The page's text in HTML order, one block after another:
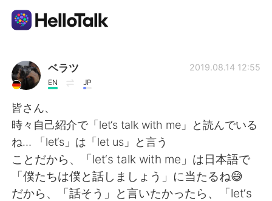
Aplicativo de troca de idioma
AI Grammar Checker
Português
English 简体中文
ベラツ
EN JP
2019.08.14 12:55
皆さん、
時々自己紹介で「let‘s talk with me」と読んでいる
ね… 「let‘s」は「let us」と言う
ことだから、「let‘s talk with me」は日本語で
「僕たちは僕と話しましょう」に当たるね😅
だから、「話そう」と言いたかったら、「let‘s